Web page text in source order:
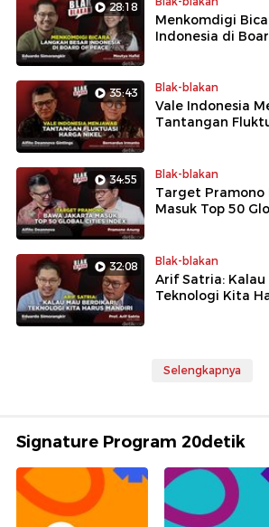
28:18
Menkomdigi
Indonesia di
35:43 Blak-blakan
Vale Indonesia
Tantangan
34:55 Blak-blakan
Target Pramono
Masuk Top 50
32:08 Blak-blakan
Arif Satria:
Teknologi Kita
Selengkapnya
Signature Program 20detik